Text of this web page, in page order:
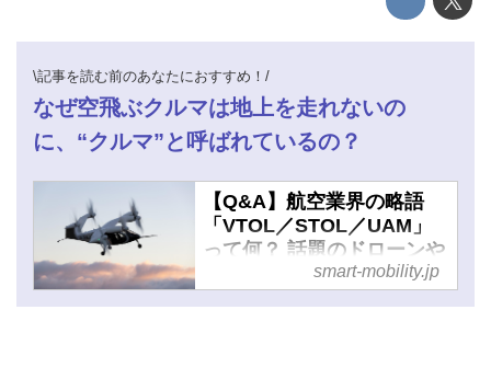
広告掲載について
\記事を読む前のあなたにおすすめ！/
なぜ空飛ぶクルマは地上を走れないの
に、“クルマ”と呼ばれているの？
【Q&A】航空業界の略語
「VTOL／STOL／UAM」
って何？ 話題のドローンや
空飛ぶクルマとの関係性は
- スマートモビリティJP
smart-mobility.jp